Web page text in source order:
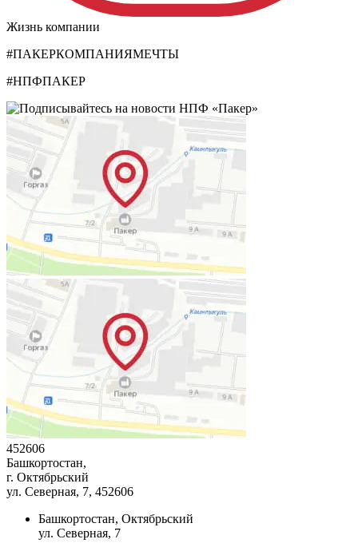
Жизнь компании
#ПАКЕРКОМПАНИЯМЕЧТЫ
#НПФПАКЕР
452606
Башкортостан,
г. Октябрьский
ул. Северная, 7, 452606
Башкортостан, Октябрьский
ул. Северная, 7